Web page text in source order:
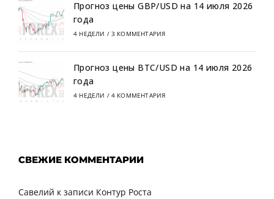
Прогноз цены GBP/USD на 14 июля 2026
года
4 НЕДЕЛИ / 3 КОММЕНТАРИЯ
Прогноз цены BTC/USD на 14 июля 2026
года
4 НЕДЕЛИ / 4 КОММЕНТАРИЯ
СВЕЖИЕ КОММЕНТАРИИ
Савелий к записи Контур Роста